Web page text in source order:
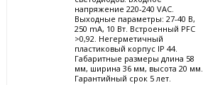
напряжение 220-240 VAC.
Выходные параметры: 27-40 В,
250 mА, 10 Вт. Встроенный PFC
>0,92. Негерметичный
пластиковый корпус IP 44.
Габаритные размеры длина 58
мм, ширина 36 мм, высота 20 мм.
Гарантийный срок 5 лет.